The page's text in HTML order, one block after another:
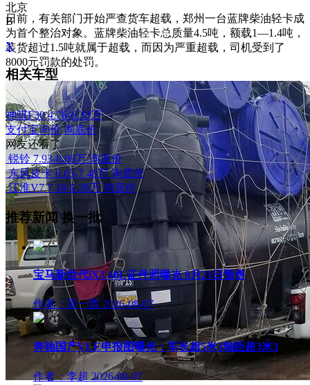
日前，有关部门开始严查货车超载，郑州一台蓝牌柴油轻卡成
为首个整治对象。蓝牌柴油轻卡总质量4.5吨，额载1―1.4吨，
装货超过1.5吨就属于超载，而因为严重超载，司机受到了
8000元罚款的处罚。
北京
B
X
相关车型
神骐F30 4.76-6.38万
支付宝询价 询底价
网友还看了
锐铃 7.93-8.08万 询底价
东风皮卡 6.65-7.48万 询底价
江淮V7 7.18-8.38万 询底价
推荐新闻换一批
宝马新世代iX3 40L证件照曝光 8月21日预售
作者：莫一西 2026-08-07
奔驰国产VLE申报图曝光：车长超5米3轴距超3米3
作者：李超 2026-08-07